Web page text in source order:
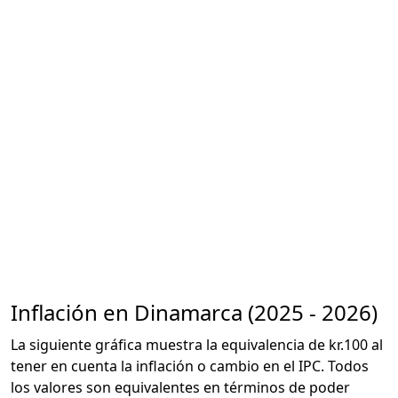
Inflación en Dinamarca (2025 - 2026)
La siguiente gráfica muestra la equivalencia de kr.100 al
tener en cuenta la inflación o cambio en el IPC. Todos
los valores son equivalentes en términos de poder